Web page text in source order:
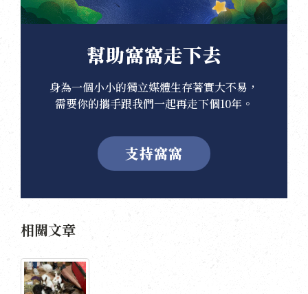
幫助窩窩走下去
身為一個小小的獨立媒體生存著實大不易，
需要你的攜手跟我們一起再走下個10年。
支持窩窩
相關文章